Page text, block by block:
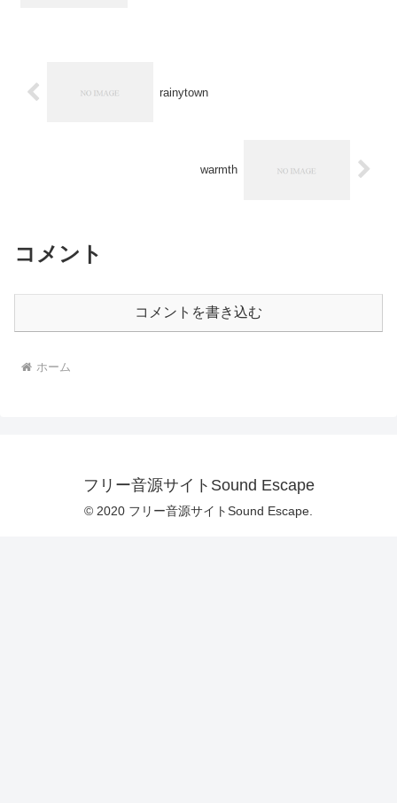
rainytown
warmth
コメント
コメントを書き込む
ホーム
フリー音源サイトSound Escape
© 2020 フリー音源サイトSound Escape.